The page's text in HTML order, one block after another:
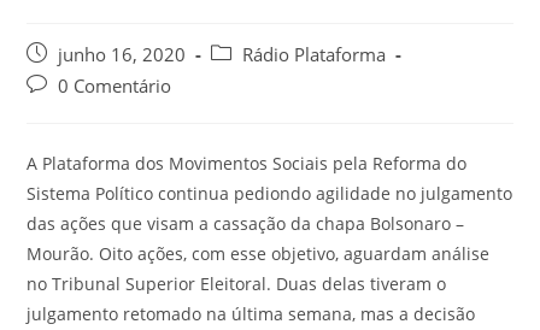
junho 16, 2020
Rádio Plataforma
0 Comentário
A Plataforma dos Movimentos Sociais pela Reforma do
Sistema Político continua pediondo agilidade no julgamento
das ações que visam a cassação da chapa Bolsonaro –
Mourão. Oito ações, com esse objetivo, aguardam análise
no Tribunal Superior Eleitoral. Duas delas tiveram o
julgamento retomado na última semana, mas a decisão